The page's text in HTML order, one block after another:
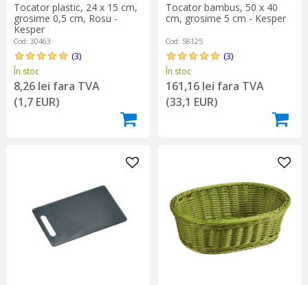
Tocator plastic, 24 x 15 cm,
grosime 0,5 cm, Rosu -
Kesper
Cod: 30463
(3)
În stoc
8,26 lei fara TVA
(1,7 EUR)
Tocator bambus, 50 x 40
cm, grosime 5 cm - Kesper
Cod: 58125
(3)
În stoc
161,16 lei fara TVA
(33,1 EUR)